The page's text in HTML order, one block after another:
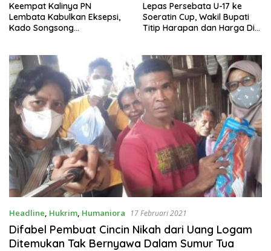
Keempat Kalinya PN
Lembata Kabulkan Eksepsi,
Kado Songsong
Lepas Persebata U-17 ke
Soeratin Cup, Wakil Bupati
Titip Harapan dan Harga Diri
Headline, Hukrim, Humaniora 17 Februari 2021
Difabel Pembuat Cincin Nikah dari Uang Logam
Ditemukan Tak Bernyawa Dalam Sumur Tua